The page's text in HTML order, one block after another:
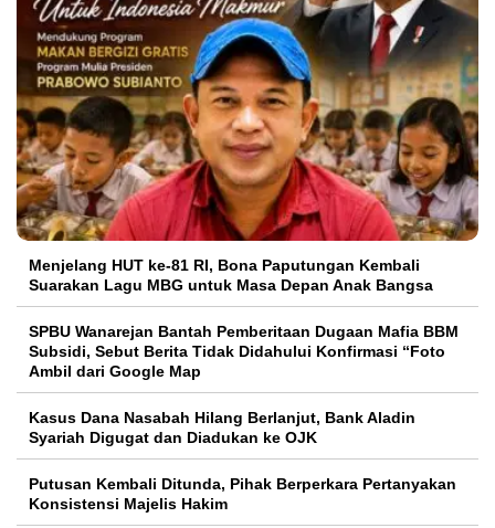
Menjelang HUT ke-81 RI, Bona Paputungan Kembali
Suarakan Lagu MBG untuk Masa Depan Anak Bangsa
SPBU Wanarejan Bantah Pemberitaan Dugaan Mafia BBM
Subsidi, Sebut Berita Tidak Didahului Konfirmasi “Foto
Ambil dari Google Map
Kasus Dana Nasabah Hilang Berlanjut, Bank Aladin
Syariah Digugat dan Diadukan ke OJK
Putusan Kembali Ditunda, Pihak Berperkara Pertanyakan
Konsistensi Majelis Hakim